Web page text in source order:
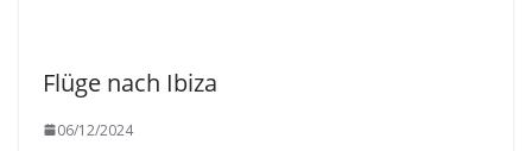
Flüge nach Ibiza
06/12/2024